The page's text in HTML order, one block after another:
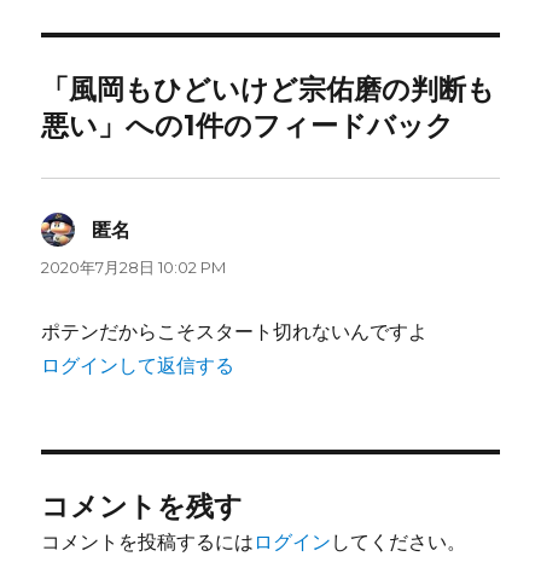
「風岡もひどいけど宗佑磨の判断も
悪い」への1件のフィードバック
匿名
り:
2020年7月28日 10:02 PM
ポテンだからこそスタート切れないんですよ
ログインして返信する
コメントを残す
コメントを投稿するには ログイン してください。